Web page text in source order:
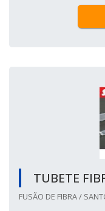
TUBETE
FUSÃO DE FIBRA /